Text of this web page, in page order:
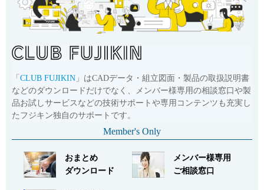
「 CLUB FUJIKIN 」はCADデータ・組立図面・製品の取扱説明書
などのダウンロードだけでなく、メンバー様専用の相談窓口や製
品お試しサービスなどの技術サポートや専用コンテンツも充実し
たフジキン独自のサポートです。
Member's Only
おまとめ
ダウンロード
メンバー様専用
ご相談窓口